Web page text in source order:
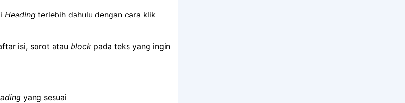
Headingterlebih dahulu dengan cara klik
isi, sorot atau blockpada teks yang ingin
yang sesuai